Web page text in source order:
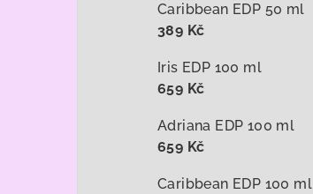
Caribbean EDP 50 ml
389 Kč
Iris EDP 100 ml
659 Kč
Adriana EDP 100 ml
659 Kč
Caribbean EDP 100 ml